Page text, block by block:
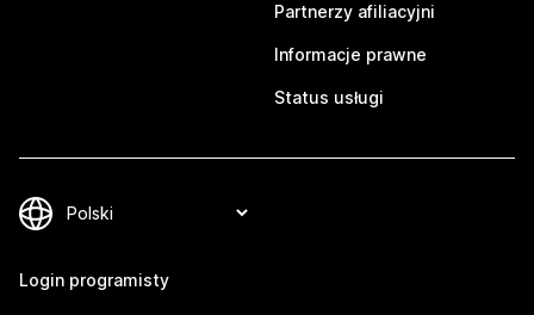
Partnerzy afiliacyjni
Informacje prawne
Status usługi
Login programisty